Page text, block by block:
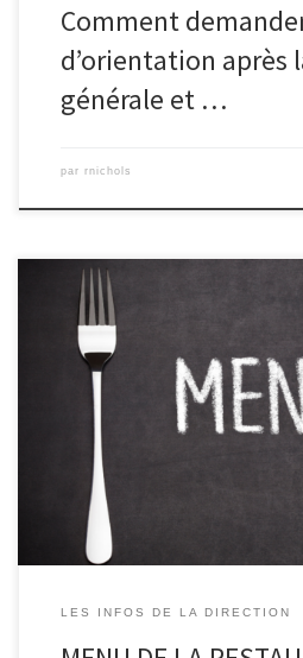
Comment
d’orientation après
générale et …
par rnichols
LES INFOS DE LA DIRECTION